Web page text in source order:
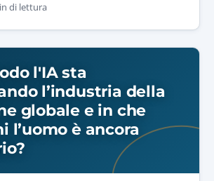
di lettura
l'IA sta
l’industria della
globale e in che
l’uomo è ancora